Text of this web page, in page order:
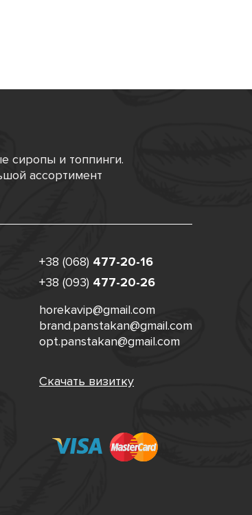
сиропы и топпинги.
ассортимент
+38 (068) 477-20-16
+38 (093) 477-20-26
horekavip@gmail.com
brand.panstakan@gmail.com
opt.panstakan@gmail.com
Скачать визитку